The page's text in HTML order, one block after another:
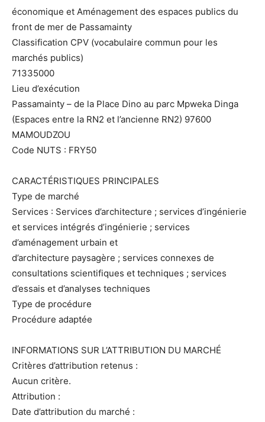
économique et Aménagement des espaces publics du
front de mer de Passamainty
Classification CPV (vocabulaire commun pour les
marchés publics)
71335000
Lieu d’exécution
Passamainty – de la Place Dino au parc Mpweka Dinga
(Espaces entre la RN2 et l’ancienne RN2) 97600
MAMOUDZOU
Code NUTS : FRY50
CARACTÉRISTIQUES PRINCIPALES
Type de marché
Services : Services d’architecture ; services d’ingénierie
et services intégrés d’ingénierie ; services
d’aménagement urbain et
d’architecture paysagère ; services connexes de
consultations scientifiques et techniques ; services
d’essais et d’analyses techniques
Type de procédure
Procédure adaptée
INFORMATIONS SUR L’ATTRIBUTION DU MARCHÉ
Critères d’attribution retenus :
Aucun critère.
Attribution :
Date d’attribution du marché :